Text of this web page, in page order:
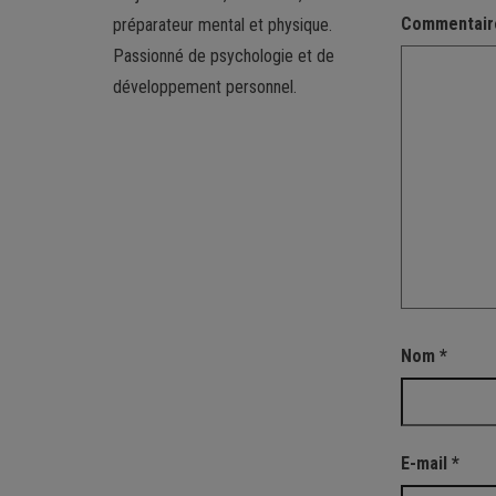
préparateur mental et physique.
Passionné de psychologie et de
développement personnel.
Nom *
E-mail *